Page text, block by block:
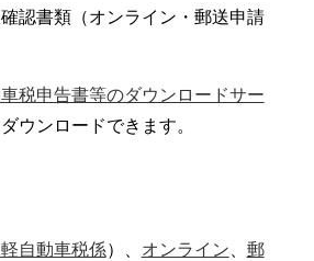
認書類（オンライン・郵送申請
税申告書等のダウンロードサー
ウンロードできます。
自動車税係）、 オンライン
郵